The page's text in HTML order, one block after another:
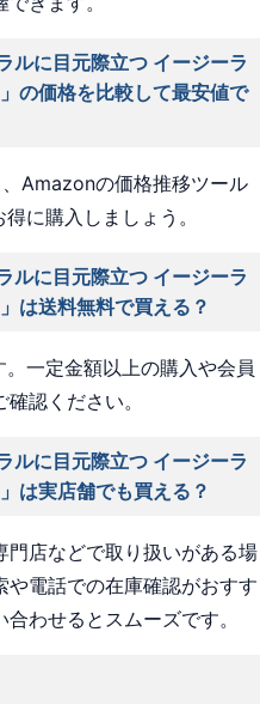
ルに目元際立つ イージーラ
の価格を比較して最安値で
Amazonの価格推移ツール
に購入しましょう。
ルに目元際立つ イージーラ
は送料無料で買える？
一定金額以上の購入や会員
認ください。
ルに目元際立つ イージーラ
は実店舗でも買える？
門店などで取り扱いがある場
電話での在庫確認がおすす
わせるとスムーズです。